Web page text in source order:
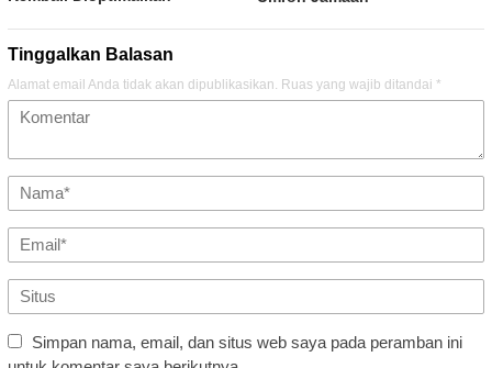
Tinggalkan Balasan
Alamat email Anda tidak akan dipublikasikan. Ruas yang wajib ditandai *
Simpan nama, email, dan situs web saya pada peramban ini